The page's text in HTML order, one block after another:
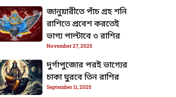
জানুয়ারীতে পাঁচ গ্রহ শনি
রাশিতে প্রবেশ করতেই
ভাগ্য পাল্টাবে ৩ রাশির
November 27, 2025
দুর্গাপুজোর পরই ভাগ্যের
চাকা ঘুরবে তিন রাশির
September 11, 2025